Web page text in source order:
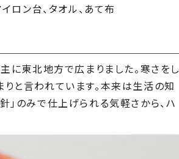
ロン台、タオル、あて布
に東北地方で広まりました。寒さをし
と言われています。本来は生活の知
」のみで仕上げられる気軽さから、ハ